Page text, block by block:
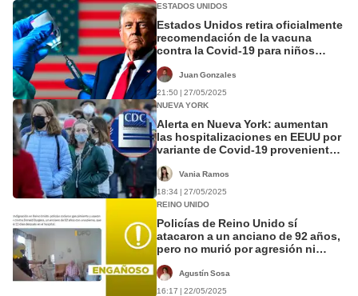
ESTADOS UNIDOS
Estados Unidos retira oficialmente
recomendación de la vacuna
contra la Covid-19 para niños
Juan Gonzales
21:50 | 27/05/2025
NUEVA YORK
Alerta en Nueva York: aumentan
las hospitalizaciones en EEUU por
variante de Covid-19 proveniente
Vania Ramos
18:34 | 27/05/2025
REINO UNIDO
Policías de Reino Unido sí
atacaron a un anciano de 92 años,
pero no murió por agresión ni
Agustín Sosa
16:17 | 22/05/2025